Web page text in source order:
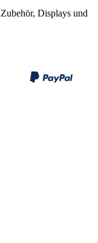
Displays und